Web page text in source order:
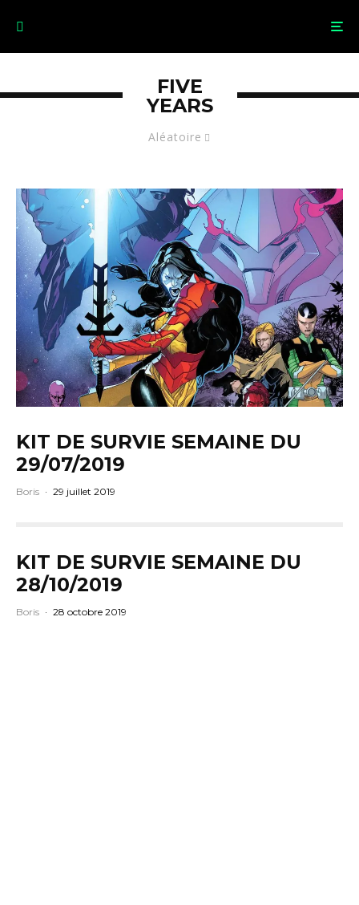
Aléatoire
FIVE
YEARS
KIT DE SURVIE SEMAINE DU
29/07/2019
Boris · 29 juillet 2019
KIT DE SURVIE SEMAINE DU
28/10/2019
Boris · 28 octobre 2019